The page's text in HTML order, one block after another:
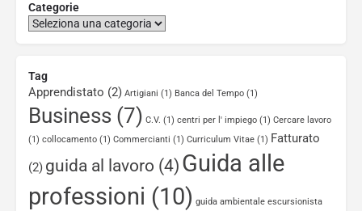
Categorie
Tag
Apprendistato (2) Artigiani (1) Banca del Tempo (1)
Business (7) C.V. (1) centri per l' impiego (1) Cercare lavoro
(1) collocamento (1) Commercianti (1) Curriculum Vitae (1) Fatturato
(2) guida al lavoro (4) Guida alle
professioni (10) guida ambientale escursionista